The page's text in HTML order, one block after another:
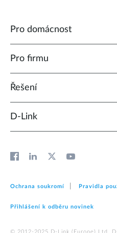
Pro domácnost
Pro firmu
Řešení
D‑Link
Ochrana soukromí Pravidla
Přihlášení k odběru novinek